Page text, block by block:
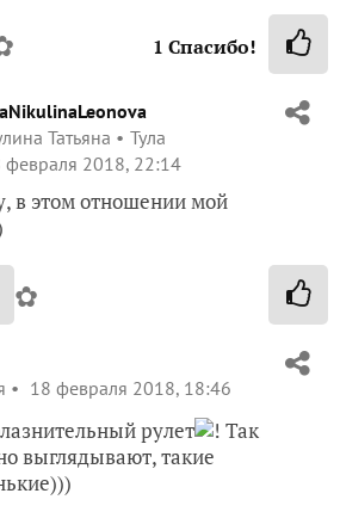
1 Спасибо!
Татьяна
Тула
февраля 2018, 22:14
в этом отношении мой
✿
18 февраля 2018, 18:46
рулет
! Так
выглядывают, такие